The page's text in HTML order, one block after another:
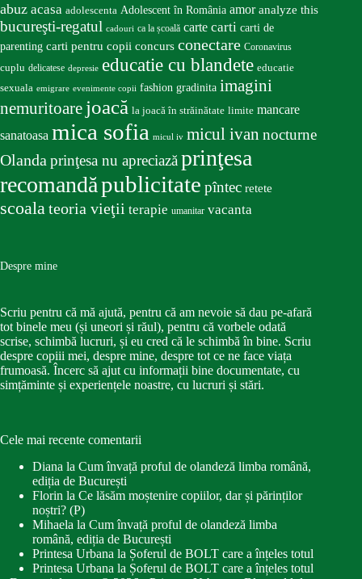
abuz acasa adolescenta Adolescent în România amor analyze this
bucureşti-regatul cadouri ca la școală carte carti carti de
parenting carti pentru copii concurs conectare Coronavirus
cuplu delicatese depresie educatie cu blandete educatie
sexuala emigrare evenimente copii fashion gradinita imagini
nemuritoare joacă la joacă în străinătate limite mancare
sanatoasa mica sofia micul iv micul ivan nocturne
Olandaprinţesa nu apreciazăprinţesa
recomandăpublicitate pîntec retete
scoalateoria vieţii terapie umanitar vacanta
Despre mine
Scriu pentru că mă ajută, pentru că am nevoie să dau pe-afară
tot binele meu (și uneori și răul), pentru că vorbele odată
scrise, schimbă lucruri, și eu cred că le schimbă în bine. Scriu
despre copiii mei, despre mine, despre tot ce ne face viața
frumoasă. Încerc să ajut cu informații bine documentate, cu
simțăminte și experiențele noastre, cu lucruri și stări.
Cele mai recente comentarii
Diana la Cum învață proful de olandeză limba română,
ediția de București
Florin la Ce lăsăm moștenire copiilor, dar și părinților
noștri? (P)
Mihaela la Cum învață proful de olandeză limba
română, ediția de București
Printesa Urbana la Șoferul de BOLT care a înțeles totul
Printesa Urbana la Șoferul de BOLT care a înțeles totul